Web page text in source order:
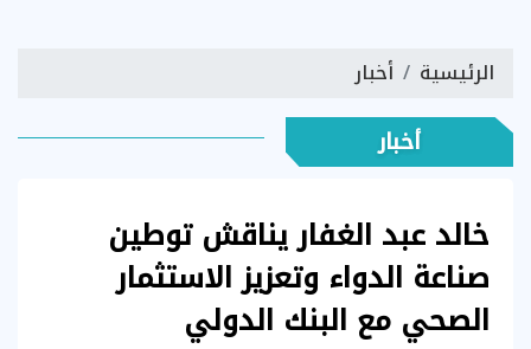
الرئيسية أخبار
أخبار
خالد عبد الغفار يناقش توطين
صناعة الدواء وتعزيز الاستثمار
الصحي مع البنك الدولي